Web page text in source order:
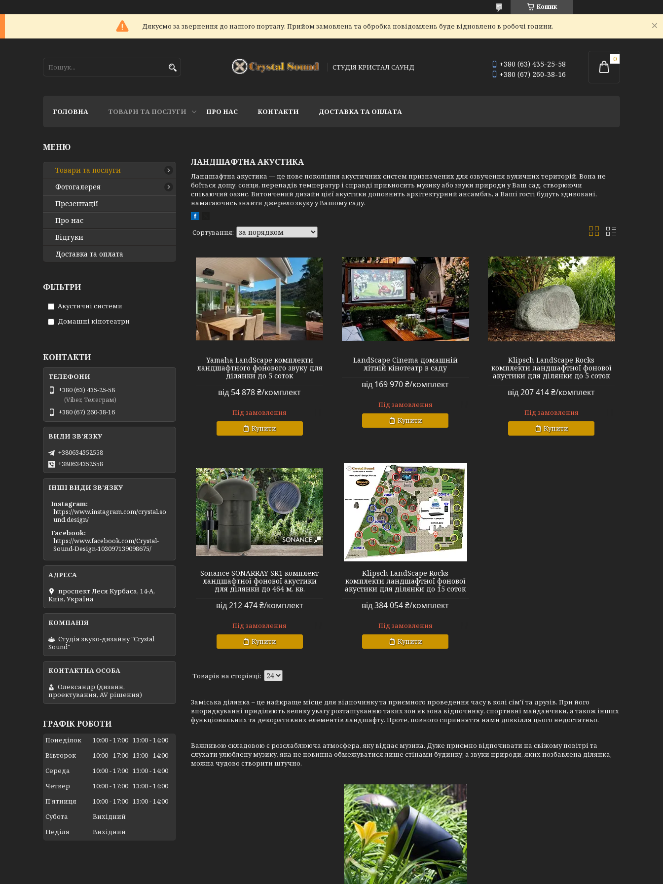
Кошик
Дякуємо за звернення до нашого порталу. Прийом замовлень та обробка повідомлень буде відновлено в робочі години.
СТУДІЯ КРИСТАЛ САУНД
+380 (63) 435-25-58
+380 (67) 260-38-16
ГОЛОВНА ТОВАРИ ТА ПОСЛУГИ ПРО НАС КОНТАКТИ ДОСТАВКА ТА ОПЛАТА
ЛАНДШАФТНА АКУСТИКА
Ландшафтна акустика — це нове покоління акустичних систем призначених для озвучення вуличних територій. Вона не
боїться дощу, сонця, перепадів температур і справді привносить музику або звуки природи у Ваш сад, створюючи
співаючий оазис. Витончений дизайн цієї акустики доповнить архітектурний ансамбль, а Ваші гості будуть здивовані,
намагаючись знайти джерело звуку у Вашому саду.
Yamaha LandScape комплекти
ландшафтного фонового звуку для
ділянки до 5 соток
від 54 878 ₴/комплект
Під замовлення
Купити
SADCINEMA
LandScape Cinema домашній
літній кінотеатр в саду
від 169 970 ₴/комплект
Під замовлення
Купити
KLIPCHROCK5
Klipsch LandScape Rocks
комплекти ландшафтної фонової
акустики для ділянки до 5 соток
від 207 414 ₴/комплект
Під замовлення
Купити
SONANCESR1
Sonance SONARRAY SR1 комплект
ландшафтної фонової акустики
для ділянки до 464 м. кв.
від 212 474 ₴/комплект
Під замовлення
Купити
KLIPCHROCK15
Klipsch LandScape Rocks
комплекти ландшафтної фонової
акустики для ділянки до 15 соток
від 384 054 ₴/комплект
Під замовлення
Купити
Заміська ділянка – це найкраще місце для відпочинку та приємного проведення часу в колі сім'ї та друзів. При його
впорядкуванні приділяють велику увагу розташуванню таких зон як зона відпочинку, спортивні майданчики, а також інших
функціональних та декоративних елементів ландшафту. Проте, повного сприйняття нами довкілля цього недостатньо.
Важливою складовою є розслаблююча атмосфера, яку віддає музика. Дуже приємно відпочивати на свіжому повітрі та
слухати улюблену музику, яка не повинна обмежуватися лише стінами будинку, а звуки природи, яких позбавлена ділянка,
можна чудово створити штучно.
Товари та послуги
Фотогалерея
Презентації
Про нас
Відгуки
Доставка та оплата
ФІЛЬТРИ
Акустичні системи
Домашні кінотеатри
КОНТАКТИ
+380 (63) 435-25-58
(Viber, Телеграм)
+380 (67) 260-38-16
+380634352558
+380634352558
ІНШІ ВИДИ ЗВ'ЯЗКУ
Instagram
https://www.instagram.com/crystal.so
und.design/
Facebook
https://www.facebook.com/Crystal-
Sound-Design-103097139098675/
проспект Леся Курбаса, 14-А,
Київ, Україна
Студія звуко-дизайну "Crystal
Sound"
Олександр (дизайн,
проектування, AV рішення)
ГРАФІК РОБОТИ
Понеділок 10:00 17:00 13:00 14:00
Вівторок
10:00 17:00 13:00 14:00
Середа
10:00 17:00 13:00 14:00
Четвер
10:00 17:00 13:00 14:00
Пʼятниця
10:00 17:00 13:00 14:00
Субота
Вихідний
Неділя
Вихідний